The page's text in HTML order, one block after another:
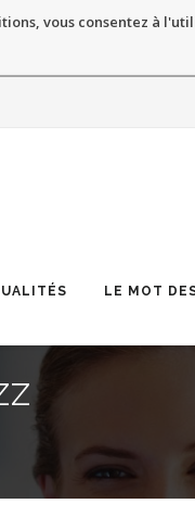
vous consentez à
LE MOT